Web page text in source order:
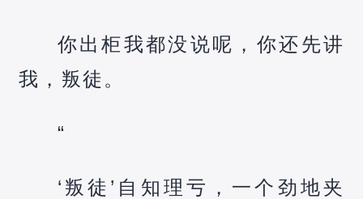
你出柜我都没说呢，你还先讲
我，叛徒。
“
‘叛徒’自知理亏，一个劲地夹